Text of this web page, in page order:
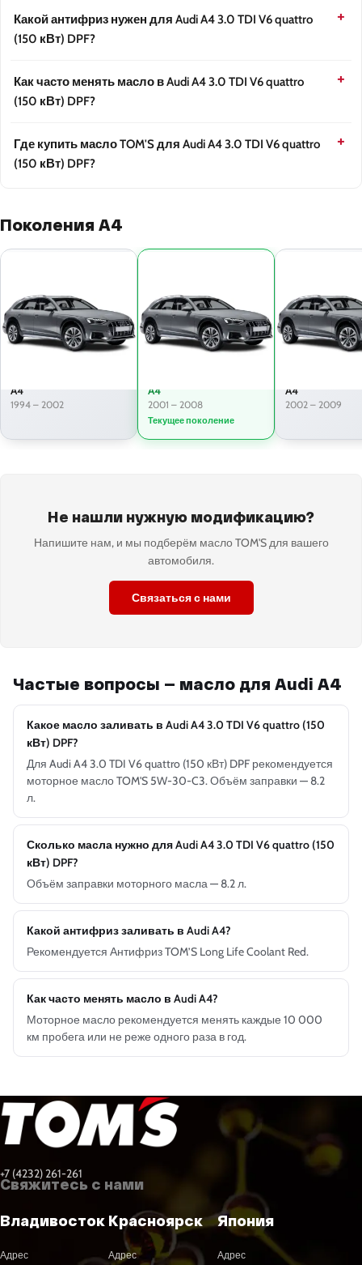
Какой антифриз нужен для Audi A4 3.0 TDI V6 quattro
(150 кВт) DPF?
Как часто менять масло в Audi A4 3.0 TDI V6 quattro
(150 кВт) DPF?
Где купить масло TOM'S для Audi A4 3.0 TDI V6 quattro
(150 кВт) DPF?
Поколения A4
A4
1994 – 2002
A4
2001 – 2008
Текущее поколение
A4
2002 – 2009
Не нашли нужную модификацию?
Напишите нам, и мы подберём масло TOM'S для вашего
автомобиля.
Связаться с нами
Частые вопросы — масло для Audi A4
Какое масло заливать в Audi A4 3.0 TDI V6 quattro (150
кВт) DPF?
Для Audi A4 3.0 TDI V6 quattro (150 кВт) DPF рекомендуется
моторное масло TOM'S 5W-30-C3. Объём заправки — 8.2
л.
Сколько масла нужно для Audi A4 3.0 TDI V6 quattro (150
кВт) DPF?
Объём заправки моторного масла — 8.2 л.
Какой антифриз заливать в Audi A4?
Рекомендуется Антифриз TOM’S Long Life Coolant Red.
Как часто менять масло в Audi A4?
Моторное масло рекомендуется менять каждые 10 000
км пробега или не реже одного раза в год.
+7 (4232) 261-261
Свяжитесь с нами
Владивосток
Адрес
Красноярск
Адрес
Япония
Адрес